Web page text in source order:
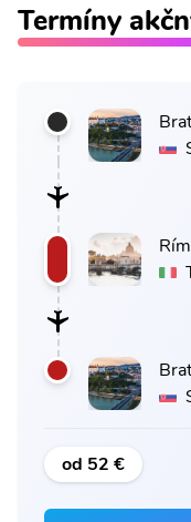
Termíny
Rím
od 52 €